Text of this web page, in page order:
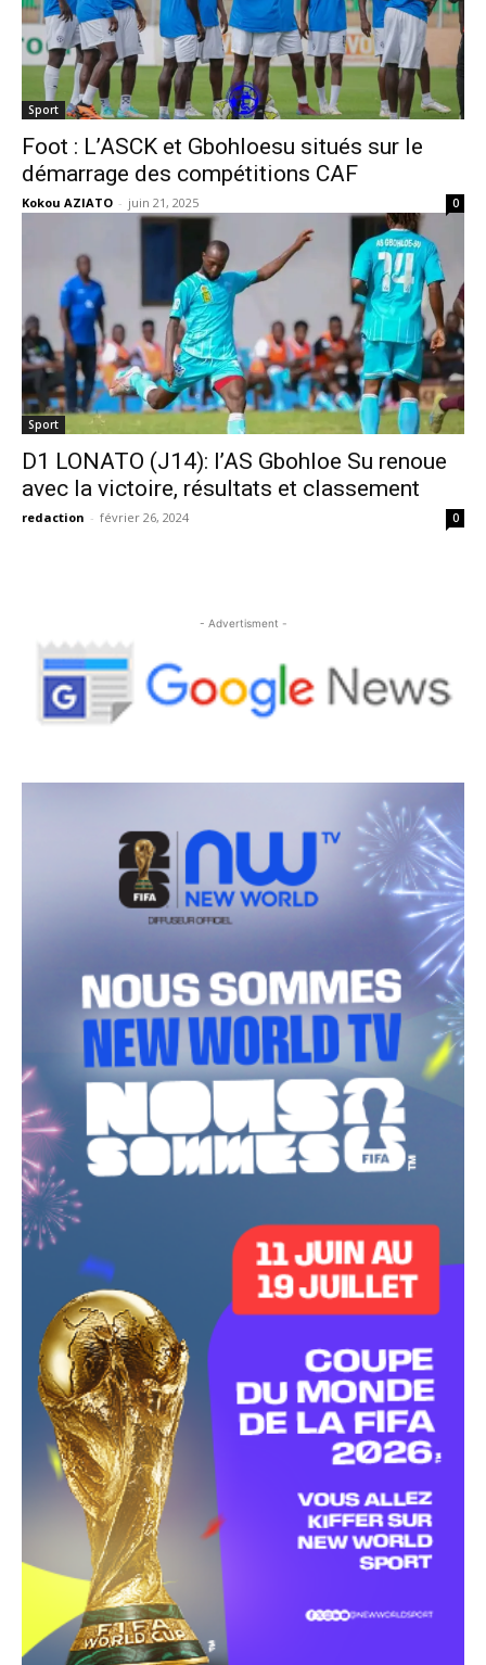
Sport
Foot : L’ASCK et Gbohloesu situés sur le
démarrage des compétitions CAF
Kokou AZIATO - juin 21, 2025 0
Sport
D1 LONATO (J14): l’AS Gbohloe Su renoue
avec la victoire, résultats et classement
redaction - février 26, 2024 0
- Advertisment -